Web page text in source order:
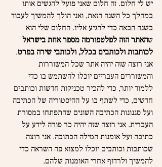
יש לי חלום. זה חלום שאני פועל להגשים אותו
במהלך כל השנה הזאת, ואני הולך להמשיך לעבוד
בשנה הבאה כדי להגיע אליו. החלום שלי הוא
שהאתר הזה לפלטפורמה מספר אחת בישראל
לכותבות ולכותבים בכלל, ולכותבי שירה בפרט.
אני רוצה שזה יהיה אתר שכל המשוררות
והמשוררים העבריים יוכלו להשתמש בו כדי
ללמוד יותר, כדי להכיר טכניקות חדשות וכותבים
חדשים, כדי לשתף בו על ההיסטוריה של הכתיבה
ועל סגנונות הכתיבה השונים שהתפתחו במסורת
העברית. אני רוצה שזה יהיה כר פורה לידע על
כתיבה ועל אומנות המילה הכתובה. אני רוצה
שכותבות וכותבים יוכלו למצוא פה השראה כדי
להמשיך ולרדוף אחרי האומנות שלהם.